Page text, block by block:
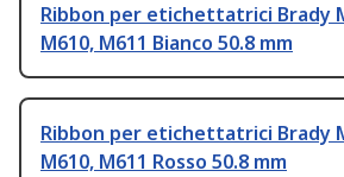
Ribbon per etichettatrici Brady
M610, M611 Bianco 50.8 mm
Ribbon per etichettatrici Brady
M610, M611 Rosso 50.8 mm